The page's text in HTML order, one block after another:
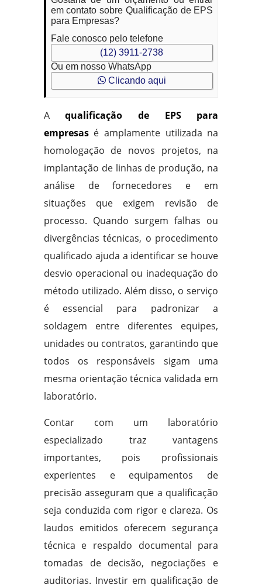
em contato sobre Qualificação de EPS
para Empresas?
Fale conosco pelo telefone
(12) 3911-2738
Ou em nosso WhatsApp
Clicando aqui
Aqualificação de EPS para
empresasé amplamente utilizada na
homologação de novos projetos, na
implantação de linhas de produção, na
análise de fornecedores e em
situações que exigem revisão de
processo. Quando surgem falhas ou
divergências técnicas, o procedimento
qualificado ajuda a identificar se houve
desvio operacional ou inadequação do
método utilizado. Além disso, o serviço
é essencial para padronizar a
soldagem entre diferentes equipes,
unidades ou contratos, garantindo que
todos os responsáveis sigam uma
mesma orientação técnica validada em
laboratório.
Contar com um laboratório
especializado traz vantagens
importantes, pois profissionais
experientes e equipamentos de
precisão asseguram que a qualificação
seja conduzida com rigor e clareza. Os
laudos emitidos oferecem segurança
técnica e respaldo documental para
tomadas de decisão, negociações e
auditorias. Investir em qualificação de